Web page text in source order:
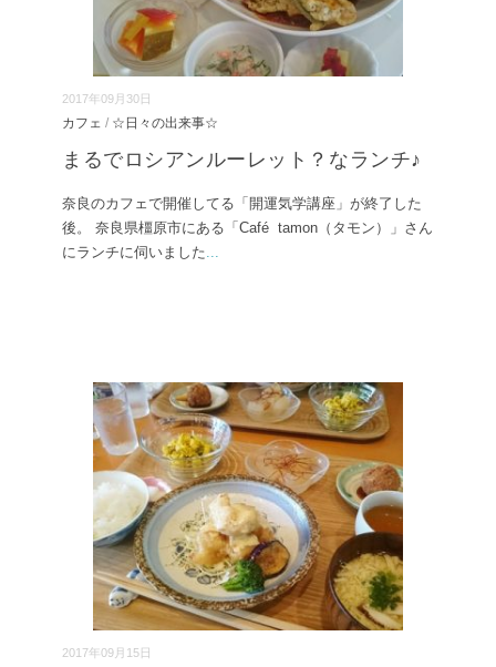
2017年09月30日
カフェ / ☆日々の出来事☆
まるでロシアンルーレット？なランチ♪
奈良のカフェで開催してる「開運気学講座」が終了した
後。 奈良県橿原市にある「Café tamon（タモン）」さん
にランチに伺いました
2017年09月15日